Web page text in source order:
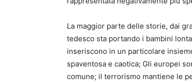
La maggior parte delle storie, dai
tedesco sta portando i bambini
inseriscono in un particolare
spaventosa e caotica; Gli europei
comune; il terrorismo mantiene le